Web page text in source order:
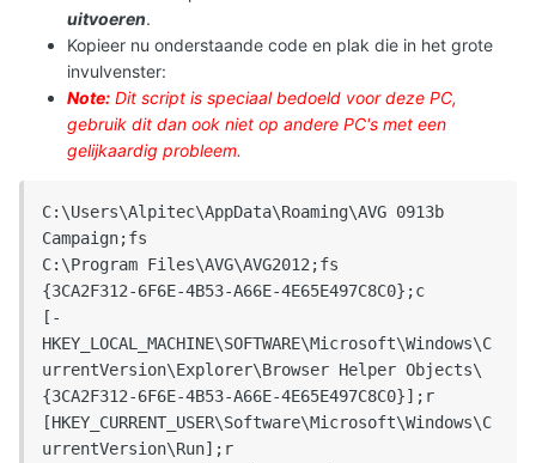
uitvoeren.
Kopieer nu onderstaande code en plak die in het grote
invulvenster:
Note: Dit script is speciaal bedoeld voor deze PC,
gebruik dit dan ook niet op andere PC's met een
gelijkaardig probleem.
C:\Users\Alpitec\AppData\Roaming\AVG 0913b
Campaign;fs
C:\Program Files\AVG\AVG2012;fs
{3CA2F312-6F6E-4B53-A66E-4E65E497C8C0};c
[-
HKEY_LOCAL_MACHINE\SOFTWARE\Microsoft\Windows\C
urrentVersion\Explorer\Browser Helper Objects\
{3CA2F312-6F6E-4B53-A66E-4E65E497C8C0}];r
[HKEY_CURRENT_USER\Software\Microsoft\Windows\C
urrentVersion\Run];r